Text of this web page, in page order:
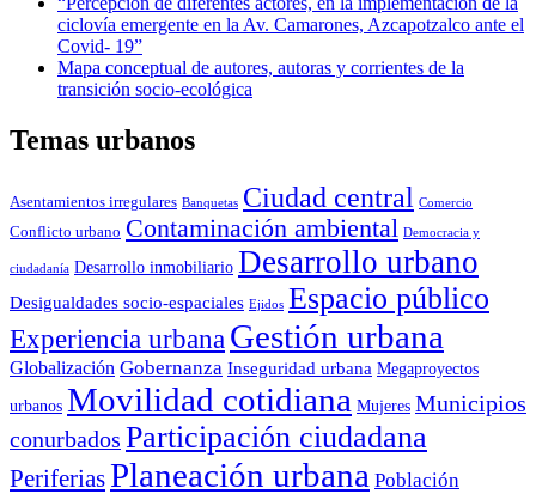
ciclovía emergente en la Av. Camarones, Azcapotzalco ante el
Covid- 19”
Mapa conceptual de autores, autoras y corrientes de la
transición socio-ecológica
Temas urbanos
Asentamientos irregulares Banquetas Ciudad central Comercio
Conflicto urbano Contaminación ambiental Democracia y
ciudadanía Desarrollo inmobiliario Desarrollo urbano
Desigualdades socio-espaciales Ejidos Espacio público
Experiencia urbana Gestión urbana
Globalización Gobernanza Inseguridad urbana Megaproyectos
urbanos Movilidad cotidiana Mujeres Municipios
conurbados Participación ciudadana
PeriferiasPlaneación urbana Población